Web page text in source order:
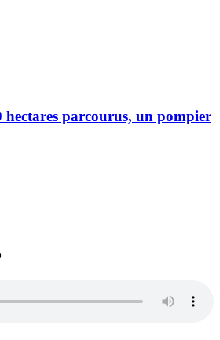
hectares parcourus, un pompier